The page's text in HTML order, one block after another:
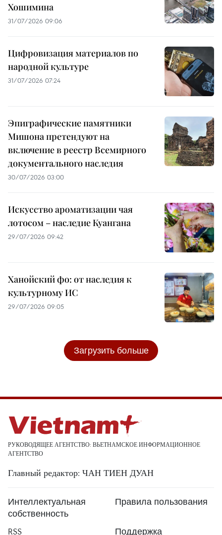
Хошимина
31/07/2026 09:06
Цифровизация материалов по
народной культуре
31/07/2026 07:24
Эпиграфические памятники
Мишона претендуют на
включение в реестр Всемирного
документального наследия
30/07/2026 03:00
Искусство ароматизации чая
лотосом – наследие Куангана
29/07/2026 09:42
Ханойский фо: от наследия к
культурному ИС
29/07/2026 09:05
Загрузить больше
РУКОВОДЯЩЕЕ АГЕНТСТВО: ВЬЕТНАМСКОЕ ИНФОРМАЦИОННОЕ
АГЕНТСТВО
Главный редактор: ЧАН ТИЕН ДУАН
Интеллектуальная
собственность
Правила пользования
RSS Поддержка